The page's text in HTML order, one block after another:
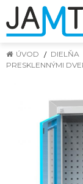
ÚVOD DIELŇA
PRESKLENNÝMI